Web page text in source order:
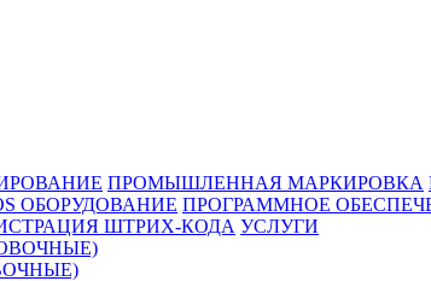
ПРОМЫШЛЕННАЯ МАРКИРОВКА
ОБОРУДОВАНИЕ ПРОГРАММНОЕ
ШТРИХ-КОДА УСЛУГИ